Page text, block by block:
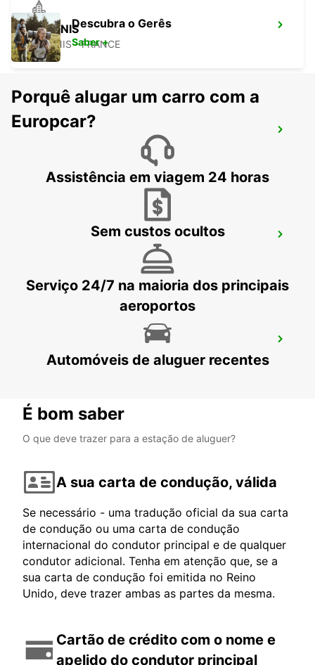
ANCENIS
ANCENIS - FRANCE
PORNIC
CHALLANS LA GARNACHE
CHALLANS - FRANCE
Descubra o Gerês
Saber +
Porquê alugar um carro com a
Europcar?
Assistência em viagem 24 horas
Sem custos ocultos
Serviço 24/7 na maioria dos principais
aeroportos
Automóveis de aluguer recentes
É bom saber
O que deve trazer para a estação de aluguer?
A sua carta de condução, válida
Se necessário - uma tradução oficial da sua carta
de condução ou uma carta de condução
internacional do condutor principal e de qualquer
condutor adicional. Tenha em atenção que, se a
sua carta de condução foi emitida no Reino
Unido, deve trazer ambas as partes da mesma.
Cartão de crédito com o nome e
apelido do condutor principal